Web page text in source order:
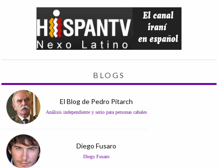
BLOGS
El Blog de Pedro Pitarch
Análisis independiente y serio para personas cabales
Diego Fusaro
Diego Fusaro